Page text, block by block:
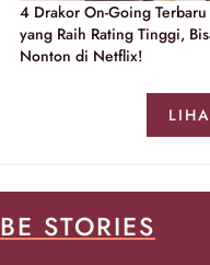
4 Drakor On-Going Terbaru
yang Raih Rating Tinggi,
Nonton di Netflix!
BE STORIES